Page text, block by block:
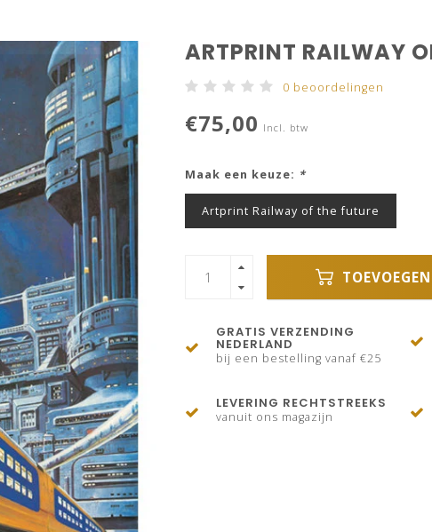
ARTPRINT RAILWAY
0 beoordelingen
€75,00 Incl. btw
Maak een keuze: *
Artprint Railway of the future
GRATIS VERZENDING
NEDERLAND
bij een bestelling vanaf €25
LEVERING RECHTSTREEKS
vanuit ons magazijn